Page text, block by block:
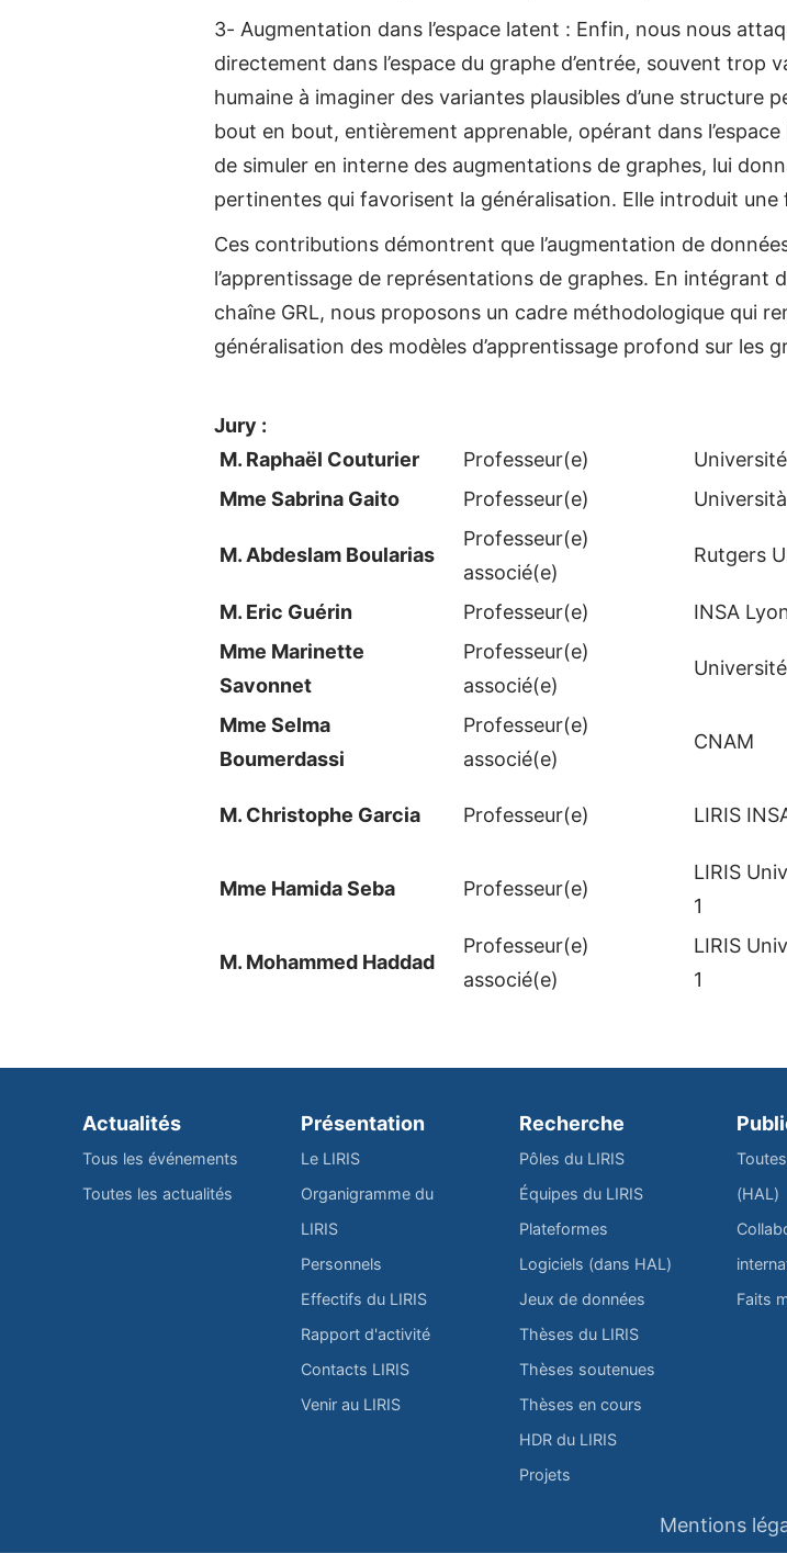
3- Augmentation dans l’espace latent : Enfin, nous nous
directement dans l’espace du graphe d’entrée, souvent
humaine à imaginer des variantes plausibles d’une structure
bout en bout, entièrement apprenable, opérant dans
de simuler en interne des augmentations de graphes, lui
pertinentes qui favorisent la généralisation. Elle introduit
Ces contributions démontrent que l’augmentation de
l’apprentissage de représentations de graphes. En intégrant
chaîne GRL, nous proposons un cadre méthodologique qui
généralisation des modèles d’apprentissage profond sur les
Jury :
M. Raphaël Couturier
Professeur(e)
Mme Sabrina Gaito
Professeur(e)
M. Abdeslam Boularias
Professeur(e)
associé(e)
Rutgers
M. Eric Guérin Professeur(e) INSA
Mme Marinette
Savonnet
Professeur(e)
associé(e)
Mme Selma
Boumerdassi
Professeur(e)
associé(e)
CNAM
M. Christophe Garcia Professeur(e) LIRIS
Mme Hamida Seba Professeur(e)
LIRIS
1
M. Mohammed Haddad
Professeur(e)
associé(e)
LIRIS
1
Actualités
Tous les événements
Toutes les actualités
Présentation
Le LIRIS
Organigramme du
LIRIS
Personnels
Effectifs du LIRIS
Rapport d'activité
Contacts LIRIS
Venir au LIRIS
Recherche
Pôles du LIRIS
Équipes du LIRIS
Plateformes
Logiciels (dans HAL)
Jeux de données
Thèses du LIRIS
Thèses soutenues
Thèses en cours
HDR du LIRIS
Projets
(HAL)
Faits
Mentions